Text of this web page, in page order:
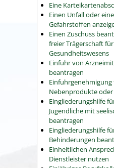
Eine
Einen Unfall oder
Gefahrstoffen
Einen Zuschuss
freier Trägerschaft
Gesundheitswesens
Einfuhr von
beantragen
Nebenprodukte oder
Eingliederungshilfe
Jugendliche mit
beantragen
Eingliederungshilfe
Behinderungen
Einheitlichen
Dienstleister nutzen